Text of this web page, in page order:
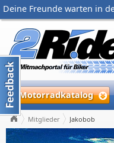
Deine Freunde warten in
Motorradkatalog
Mitglieder Jakobob